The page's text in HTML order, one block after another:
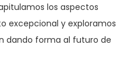
los aspectos
excepcional y exploramos
dando forma al futuro de